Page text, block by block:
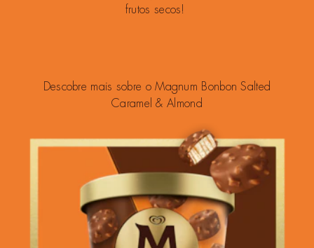
frutos secos!
Descobre mais sobre o Magnum Bonbon Salted
Caramel & Almond